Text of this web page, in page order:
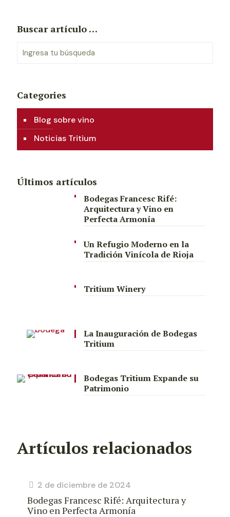
Buscar artículo …
Categories
Blog sobre vino
Noticias Tritium
Últimos artículos
Bodegas Francesc Rifé:
Arquitectura y Vino en
Perfecta Armonía
Un Refugio Moderno en la
Tradición Vinícola de Rioja
Tritium Winery
La Inauguración de Bodegas
Tritium
Bodegas Tritium Expande su
Patrimonio
Artículos relacionados
2 de diciembre de 2024
Bodegas Francesc Rifé: Arquitectura y
Vino en Perfecta Armonía